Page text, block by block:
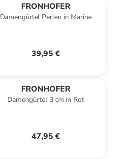
FRONHOFER
Damengürtel Perlen in Marine
39,95 €
FRONHOFER
Damengürtel 3 cm in Rot
47,95 €